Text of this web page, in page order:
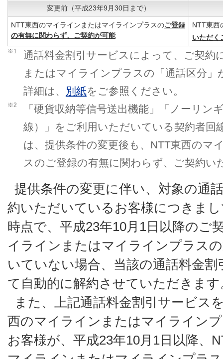
変更前（平成23年9月30日まで）
NTT東西のマイラインまたはマイラインプラスのご登録
の有無に関わらず、ご契約が可能
NTT東西
いただく
※1
通話料金割引サービスによって、ご契約
またはマイラインプラスの「通話区分」
詳細は、 別紙をご参照ください。
※2
「硬貨収納等信号送出機能」「ノーリ
線）」をご利用いただいている契約者回
は、提供条件の変更後も、NTT東西のマ
スのご登録の有無に関わらず、ご契約い
提供条件の変更に伴い、対象の通
約いただいているお客様につきま
時点で、平成23年10月1日以降のご
イラインまたはマイラインプラス
いていない場合、当該の通話料金
て自動的に解約させていただきます
また、上記通話料金割引サービス
西のマイラインまたはマイライン
お客様が、平成23年10月1日以降、